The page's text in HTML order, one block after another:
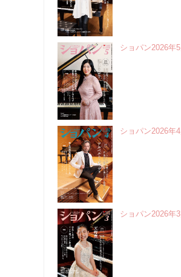
ショパン2026年
ショパン2026年
ショパン2026年